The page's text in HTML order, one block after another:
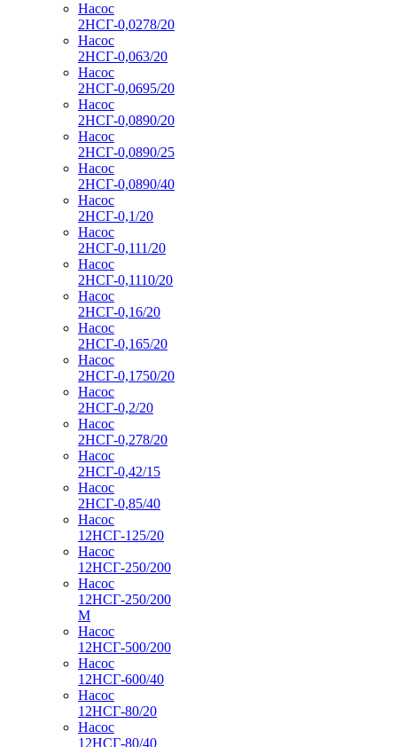
Насос
2НСГ-0,0278/20
Насос
2НСГ-0,063/20
Насос
2НСГ-0,0695/20
Насос
2НСГ-0,0890/20
Насос
2НСГ-0,0890/25
Насос
2НСГ-0,0890/40
Насос
2НСГ-0,1/20
Насос
2НСГ-0,111/20
Насос
2НСГ-0,1110/20
Насос
2НСГ-0,16/20
Насос
2НСГ-0,165/20
Насос
2НСГ-0,1750/20
Насос
2НСГ-0,2/20
Насос
2НСГ-0,278/20
Насос
2НСГ-0,42/15
Насос
2НСГ-0,85/40
Насос
12НСГ-125/20
Насос
12НСГ-250/200
Насос
12НСГ-250/200
М
Насос
12НСГ-500/200
Насос
12НСГ-600/40
Насос
12НСГ-80/20
Насос
12НСГ-80/40